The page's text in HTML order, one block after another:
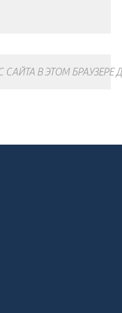
САЙТА В ЭТОМ